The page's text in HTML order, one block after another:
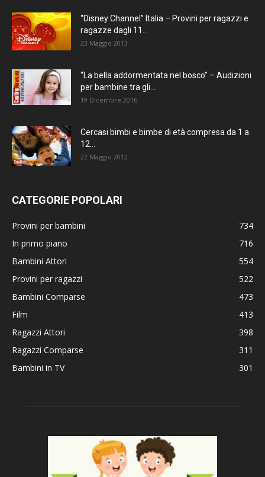
“Disney Channel” Italia – Provini per ragazzi e
ragazze dagli 11...
23 Maggio 2013
“La bella addormentata nel bosco” – Audizioni
per bambine tra gli...
19 Dicembre 2016
Cercasi bimbi e bimbe di età compresa da 1 a
12...
22 Maggio 2012
CATEGORIE POPOLARI
Provini per bambini
734
In primo piano
716
Bambini Attori
554
Provini per ragazzi
522
Bambini Comparse
473
Film
413
Ragazzi Attori
398
Ragazzi Comparse
311
Bambini in TV
301